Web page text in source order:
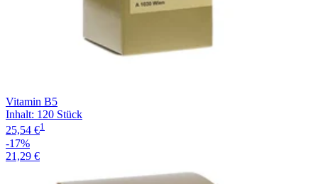
Vitamin B5
Inhalt: 120 Stück
25,54 €1
-17%
21,29 €